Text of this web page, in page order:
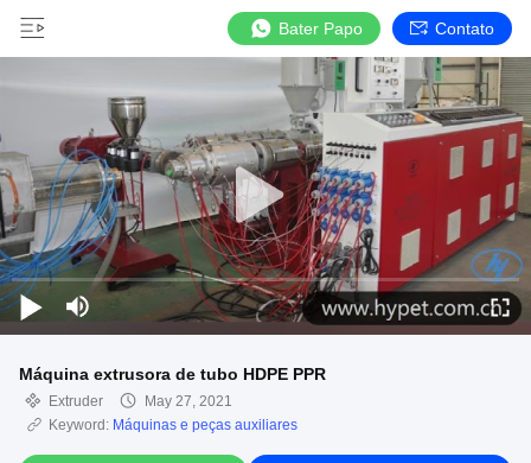
Bater Papo Contato
Máquina extrusora de tubo HDPE PPR
Extruder
May 27, 2021
Keyword: Máquinas e peças auxiliares